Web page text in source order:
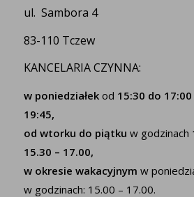
ul. Sambora 4
83-110 Tczew
KANCELARIA CZYNNA:
w poniedziałekod 15:30 do 17:00
19:45,
od wtorku do piątku w godzinach
15.30 – 17.00,
w okresie wakacyjnym w
w godzinach: 15.00 – 17.00.